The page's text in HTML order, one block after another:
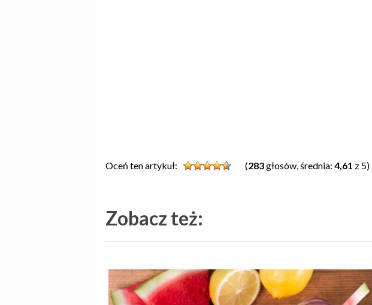
Oceń ten artykuł: (283głosów, średnia: 4,61 z 5)
Zobacz też: